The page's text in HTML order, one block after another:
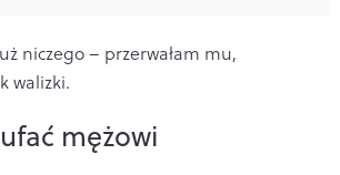
niczego – przerwałam mu,
walizki.
mężowi